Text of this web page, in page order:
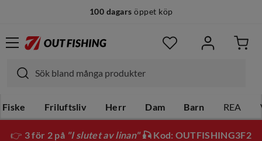
100 dagars öppet köp
Fiske Friluftsliv Herr Dam Barn REA
👉 3 för 2 på "I slutet av linan"🎣 Kod: OUTFISHING3F2